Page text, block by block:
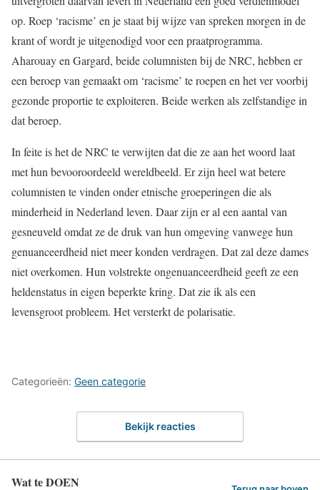
op. Roep ‘racisme’ en je staat bij wijze van spreken morgen in de
krant of wordt je uitgenodigd voor een praatprogramma.
Aharouay en Gargard, beide columnisten bij de NRC, hebben er
een beroep van gemaakt om ‘racisme’ te roepen en het ver voorbij
gezonde proportie te exploiteren. Beide werken als zelfstandige in
dat beroep.
In feite is het de NRC te verwijten dat die ze aan het woord laat
met hun bevooroordeeld wereldbeeld. Er zijn heel wat betere
columnisten te vinden onder etnische groeperingen die als
minderheid in Nederland leven. Daar zijn er al een aantal van
gesneuveld omdat ze de druk van hun omgeving vanwege hun
genuanceerdheid niet meer konden verdragen. Dat zal deze dames
niet overkomen. Hun volstrekte ongenuanceerdheid geeft ze een
heldenstatus in eigen beperkte kring. Dat zie ik als een
levensgroot probleem. Het versterkt de polarisatie.
Categorieën: Geen categorie
Bekijk reacties
Wat te DOEN